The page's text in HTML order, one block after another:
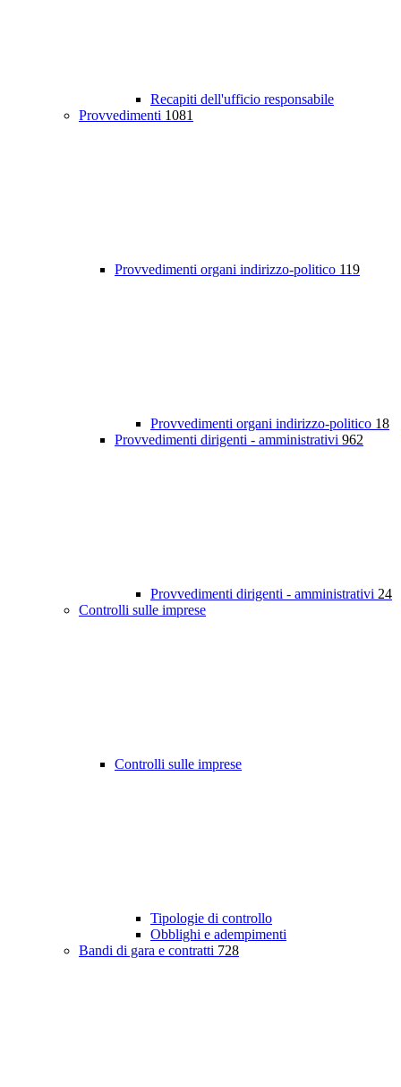
Recapiti dell'ufficio responsabile
Provvedimenti 1081
Provvedimenti organi indirizzo-politico 119
Provvedimenti organi indirizzo-politico 18
Provvedimenti dirigenti - amministrativi 962
Provvedimenti dirigenti - amministrativi 24
Controlli sulle imprese
Controlli sulle imprese
Tipologie di controllo
Obblighi e adempimenti
Bandi di gara e contratti 728